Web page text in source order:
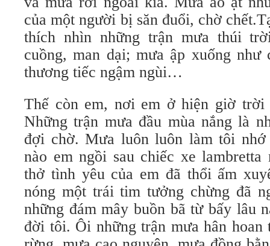
của một người bị săn đuổi, chờ
thích nhìn những trận mưa thúi
cuồng, man dại; mưa ập xuống như
thương tiếc ngậm ngùi…
Thế còn em, nơi em ở hiện giờ trời
Những trận mưa đầu mùa nắng là
đợi chờ. Mưa luôn luôn làm tôi nhớ
nào em ngồi sau chiếc xe
thở tình yêu của em đã thổi ấm
nóng một trái tim tưởng chừng đã
những đám mây buồn bã từ bấy lâu
đời tôi. Ôi những trận mưa hân hoan